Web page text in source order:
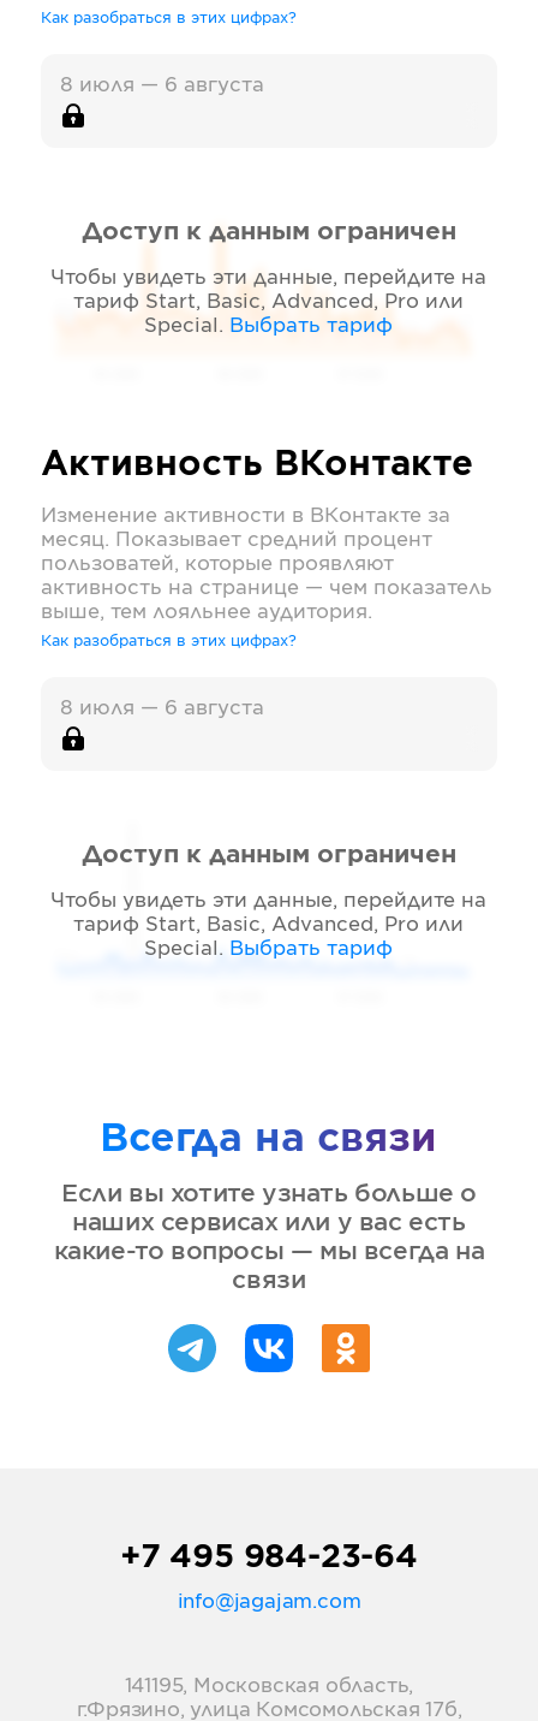
Как разобраться в этих цифрах?
8 июля — 6 августа
Доступ к данным ограничен
Чтобы увидеть эти данные, перейдите на
тариф Start, Basic, Advanced, Pro или
Special . Выбрать тариф
Активность ВКонтакте
Изменение активности в ВКонтакте за
месяц. Показывает средний процент
пользоватей, которые проявляют
активность на странице — чем показатель
выше, тем лояльнее аудитория.
Как разобраться в этих цифрах?
8 июля — 6 августа
Доступ к данным ограничен
Чтобы увидеть эти данные, перейдите на
тариф Start, Basic, Advanced, Pro или
Special . Выбрать тариф
Всегда на связи
Если вы хотите узнать больше о
наших сервисах или у вас есть
какие-то вопросы — мы всегда на
связи
+7 495 984-23-64
info@jagajam.com
141195, Московская область,
г.Фрязино, улица Комсомольская 17б,